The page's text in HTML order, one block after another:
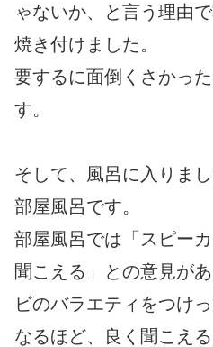
ゃないか、と言う理由
焼き付けました。
要するに面倒くさかっ
す。
そして、風呂に入りまし
部屋風呂です。
部屋風呂では「スピー
聞こえる」との意見が
ビのバラエティをつけ
なるほど、良く聞こえ